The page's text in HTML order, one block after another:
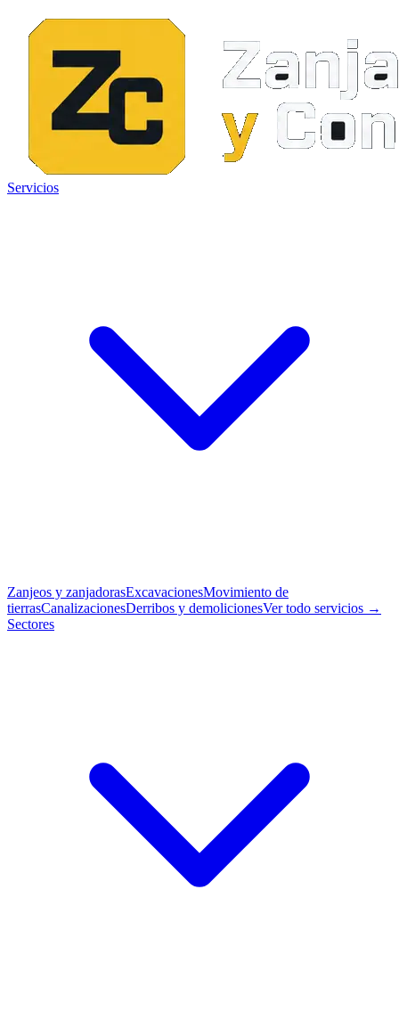
Servicios
Zanjeos y zanjadorasExcavacionesMovimiento de
tierrasCanalizacionesDerribos y demolicionesVer todo servicios →
Sectores